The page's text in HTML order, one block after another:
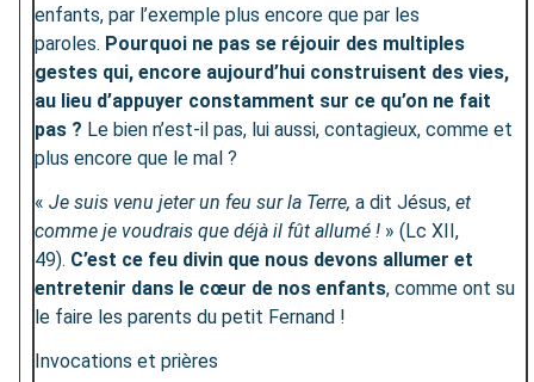
enfants, par l’exemple plus encore que par les
paroles. Pourquoi ne pas se réjouir des multiples
gestes qui, encore aujourd’hui construisent des vies,
au lieu d’appuyer constamment sur ce qu’on ne fait
pas ? Le bien n’est-il pas, lui aussi, contagieux, comme et
plus encore que le mal ?
« Je suis venu jeter un feu sur la Terre, a dit Jésus, et
comme je voudrais que déjà il fût allumé ! » (Lc XII,
49). C’est ce feu divin que nous devons allumer et
entretenir dans le cœur de nos enfants, comme ont su
le faire les parents du petit Fernand !
Invocations et prières